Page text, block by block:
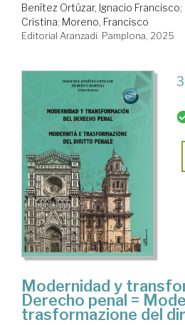
Benítez Ortúzar, Ignacio Francisco;
Cristina; Moreno, Francisco
Editorial Aranzadi. Pamplona, 2025
Modernidad y
Derecho penal =
trasformazione del